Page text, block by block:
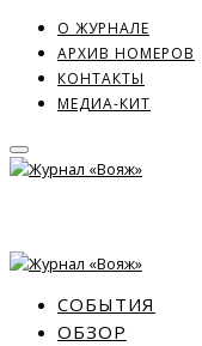
О ЖУРНАЛЕ
АРХИВ НОМЕРОВ
КОНТАКТЫ
МЕДИА-КИТ
СОБЫТИЯ
ОБЗОР